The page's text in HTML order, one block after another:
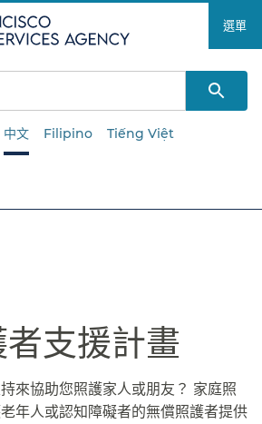
至
主
要
選單​​
中文 Filipino Tiếng Việt
支援計畫​​
來協助您照護家人或朋友？ 家庭照
年人或認知障礙者的無償照護者提供